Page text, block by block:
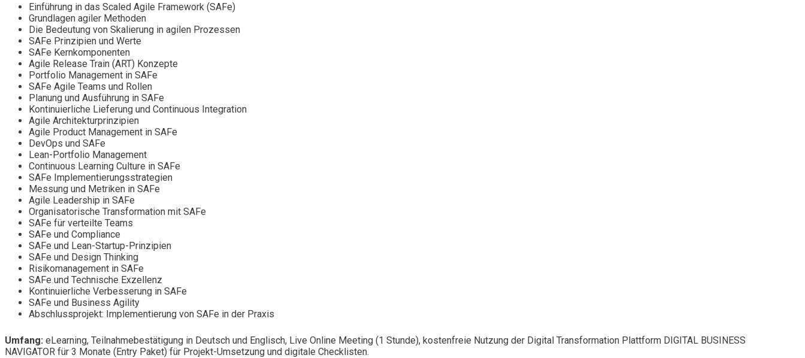
Einführung in das Scaled Agile Framework (SAFe)
Grundlagen agiler Methoden
Die Bedeutung von Skalierung in agilen Prozessen
SAFe Prinzipien und Werte
SAFe Kernkomponenten
Agile Release Train (ART) Konzepte
Portfolio Management in SAFe
SAFe Agile Teams und Rollen
Planung und Ausführung in SAFe
Kontinuierliche Lieferung und Continuous Integration
Agile Architekturprinzipien
Agile Product Management in SAFe
DevOps und SAFe
Lean-Portfolio Management
Continuous Learning Culture in SAFe
SAFe Implementierungsstrategien
Messung und Metriken in SAFe
Agile Leadership in SAFe
Organisatorische Transformation mit SAFe
SAFe für verteilte Teams
SAFe und Compliance
SAFe und Lean-Startup-Prinzipien
SAFe und Design Thinking
Risikomanagement in SAFe
SAFe und Technische Exzellenz
Kontinuierliche Verbesserung in SAFe
SAFe und Business Agility
Abschlussprojekt: Implementierung von SAFe in der Praxis
Umfang: eLearning, Teilnahmebestätigung in Deutsch und Englisch, Live Online Meeting (1 Stunde), kostenfreie Nutzung der Digital Transformation Plattform DIGITAL BUSINESS
NAVIGATOR für 3 Monate (Entry Paket) für Projekt-Umsetzung und digitale Checklisten.